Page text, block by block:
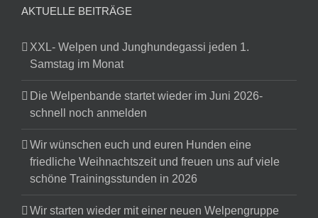
AKTUELLE BEITRÄGE
XXL- Welpen und Junghundegassi jeden 1.
Samstag im Monat
Die Welpenbande startet wieder im Juni 2026-
schnell noch anmelden
Wir wünschen euch und euren Hunden eine
friedliche Weihnachtszeit und freuen uns auf viele
schöne Trainingsstunden in 2026
Wir starten wieder mit einer neuen Welpengruppe